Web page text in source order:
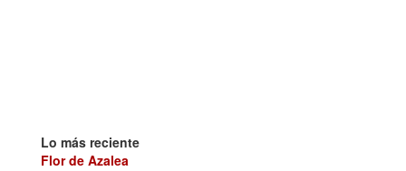
Lo más reciente
Flor de Azalea